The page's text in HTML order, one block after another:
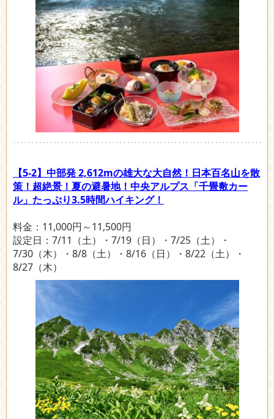
【5-2】中部発 2,612mの雄大な大自然！日本百名山を散
策！超絶景！夏の避暑地！中央アルプス「千畳敷カー
ル」たっぷり3.5時間ハイキング！
料金：11,000円～11,500円
設定日：7/11（土）・7/19（日）・7/25（土）・
7/30（木）・8/8（土）・8/16（日）・8/22（土）・
8/27（木）